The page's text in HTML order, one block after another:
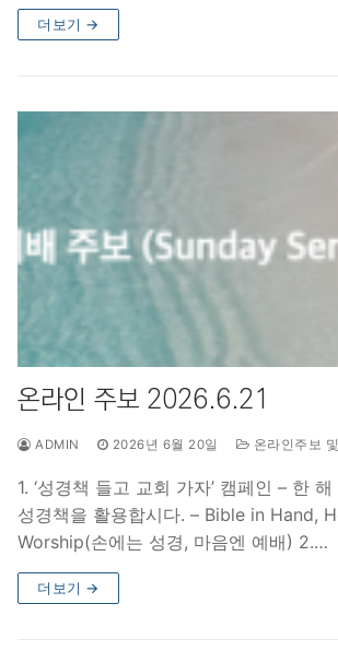
더보기 →
온라인 주보 2026.6.21
ADMIN 2026년 6월 20일 온라인주보
1. ‘성경책 들고 교회 가자’ 캠페인 – 한
성경책을 활용합시다. – Bible in Hand,
Worship(손에는 성경, 마음엔 예배) 2.…
더보기 →